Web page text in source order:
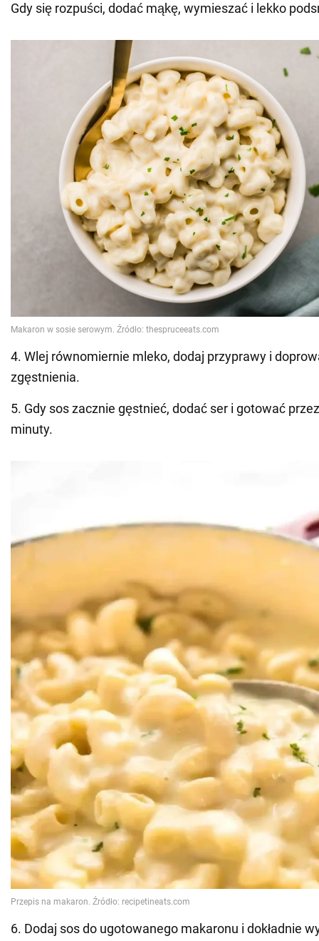
Gdy się rozpuści, dodać mąkę, wymieszać i lekko
4. Wlej równomiernie mleko, dodaj przyprawy i
zgęstnienia.
5. Gdy sos zacznie gęstnieć, dodać ser i gotować
minuty.
6. Dodaj sos do ugotowanego makaronu i dokładnie